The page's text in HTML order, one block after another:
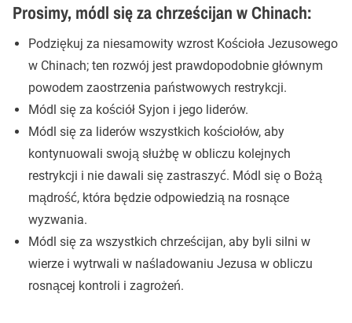
Prosimy, módl się za chrześcijan w Chinach:
Podziękuj za niesamowity wzrost Kościoła Jezusowego
w Chinach; ten rozwój jest prawdopodobnie głównym
powodem zaostrzenia państwowych restrykcji.
Módl się za kościół Syjon i jego liderów.
Módl się za liderów wszystkich kościołów, aby
kontynuowali swoją służbę w obliczu kolejnych
restrykcji i nie dawali się zastraszyć. Módl się o Bożą
mądrość, która będzie odpowiedzią na rosnące
wyzwania.
Módl się za wszystkich chrześcijan, aby byli silni w
wierze i wytrwali w naśladowaniu Jezusa w obliczu
rosnącej kontroli i zagrożeń.